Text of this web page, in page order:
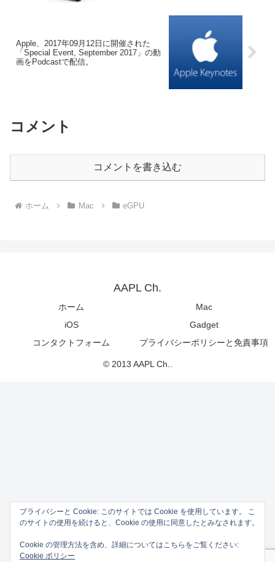
Apple、2017年09月12日に開催された
「Special Event, September 2017」の動
画をPodcastで配信。
コメント
コメントを書き込む
ホーム Mac eGPU
AAPL Ch.
ホーム
Mac
iOS
Gadget
コンタクトフォーム
プライバシーポリシーと免責事項
© 2013 AAPL Ch..
プライバシーと Cookie: このサイトでは Cookie を使用しています。 こ
のサイトの使用を続けると、Cookie の使用に同意したとみなされます。
Cookie の管理方法を含め、詳細についてはこちらをご覧ください:
Cookie ポリシー